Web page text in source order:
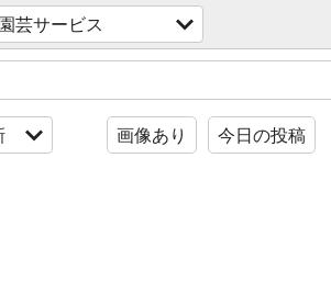
芸サービス
画像あり 今日の投稿